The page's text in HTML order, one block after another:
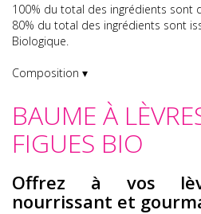
100% du total des ingrédients sont
80% du total des ingrédients sont
Biologique.
Composition ▾
BAUME À
FIGUES BIO
Offrez à vos
nourrissant et